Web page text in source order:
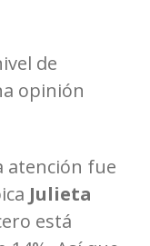
de
opinión
atención fue
Julieta
está